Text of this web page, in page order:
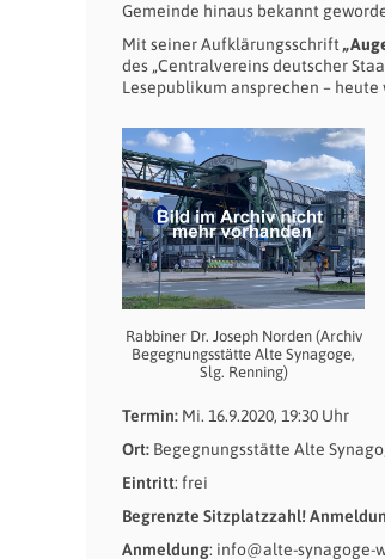
Gemeinde hinaus bekannt
Mit seiner Aufklärungsschrift
des „Centralvereins deutscher
Lesepublikum ansprechen –
Rabbiner Dr. Joseph Norden (Archiv
Begegnungsstätte Alte Synagoge,
Slg. Renning)
Termin: Mi. 16.9.2020, 19:30 Uhr
Ort: Begegnungsstätte Alte
Eintritt: frei
Begrenzte Sitzplatzzahl!
Anmeldung: info@alte-synagoge-